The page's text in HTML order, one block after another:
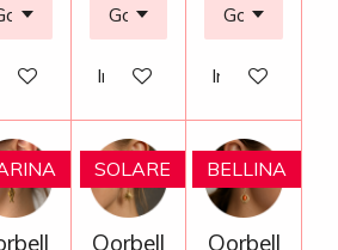
In winkelwagenIn
SOLARE
Oorbell
BELLINA
Oorbell